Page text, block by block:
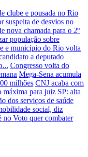
clube e pousada no Rio
suspeita de desvios no
nova chamada para o 2º
população sobre
e município do Rio volta
a deputado
Congresso volta do
Mega-Sena acumula
milhões CNJ acaba com
máxima para juiz SP: alta
dos serviços de saúde
social, diz
no Voto quer combater